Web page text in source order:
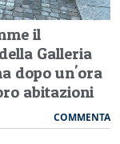
il
Galleria
dopo un'ora
abitazioni
COMMENTA